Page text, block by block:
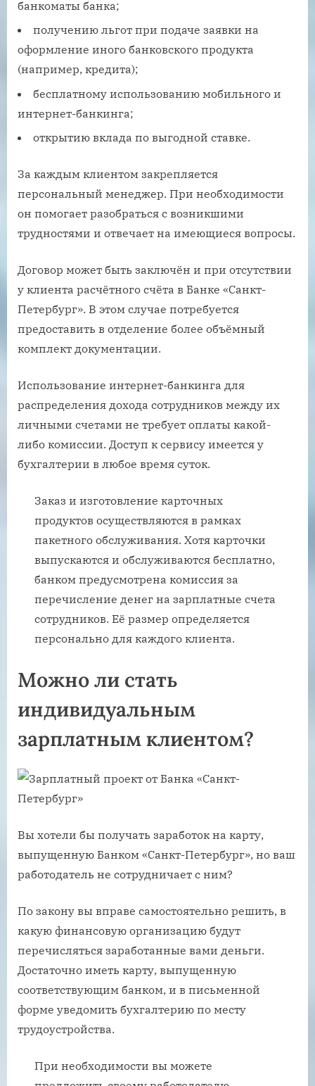
банкоматы банка;
получению льгот при подаче заявки на
оформление иного банковского продукта
(например, кредита);
бесплатному использованию мобильного и
интернет-банкинга;
открытию вклада по выгодной ставке.
За каждым клиентом закрепляется
персональный менеджер. При необходимости
он помогает разобраться с возникшими
трудностями и отвечает на имеющиеся вопросы.
Договор может быть заключён и при отсутствии
у клиента расчётного счёта в Банке «Санкт-
Петербург». В этом случае потребуется
предоставить в отделение более объёмный
комплект документации.
Использование интернет-банкинга для
распределения дохода сотрудников между их
личными счетами не требует оплаты какой-
либо комиссии. Доступ к сервису имеется у
бухгалтерии в любое время суток.
Заказ и изготовление карточных
продуктов осуществляются в рамках
пакетного обслуживания. Хотя карточки
выпускаются и обслуживаются бесплатно,
банком предусмотрена комиссия за
перечисление денег на зарплатные счета
сотрудников. Её размер определяется
персонально для каждого клиента.
Можно ли стать
индивидуальным
зарплатным клиентом?
Вы хотели бы получать заработок на карту,
выпущенную Банком «Санкт-Петербург», но ваш
работодатель не сотрудничает с ним?
По закону вы вправе самостоятельно решить, в
какую финансовую организацию будут
перечисляться заработанные вами деньги.
Достаточно иметь карту, выпущенную
соответствующим банком, и в письменной
форме уведомить бухгалтерию по месту
трудоустройства.
При необходимости вы можете